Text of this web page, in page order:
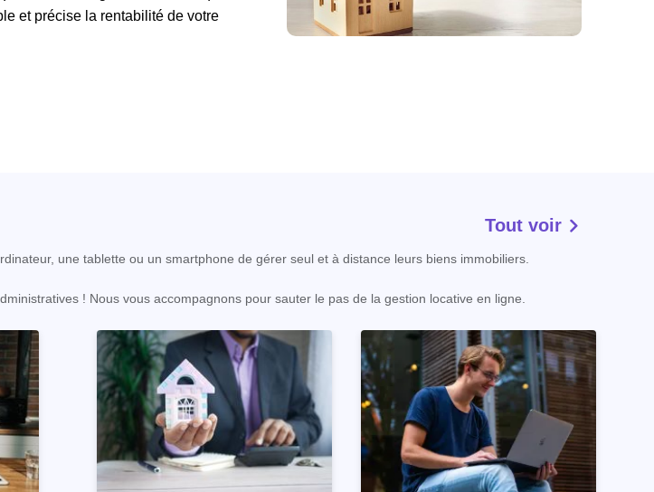
et précise la rentabilité de votre
Tout voir
une tablette ou un smartphone de gérer seul et à distance leurs biens immobiliers.
! Nous vous accompagnons pour sauter le pas de la gestion locative en ligne.